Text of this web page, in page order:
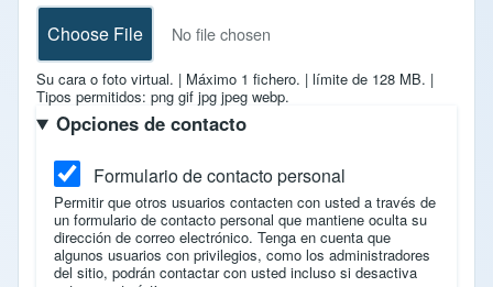
Choose File No file chosen
Su cara o foto virtual. | Máximo 1 fichero. | límite de 128 MB. |
Tipos permitidos: png gif jpg jpeg webp.
Opciones de contacto
Formulario de contacto personal
Permitir que otros usuarios contacten con usted a través de
un formulario de contacto personal que mantiene oculta su
dirección de correo electrónico. Tenga en cuenta que
algunos usuarios con privilegios, como los administradores
del sitio, podrán contactar con usted incluso si desactiva